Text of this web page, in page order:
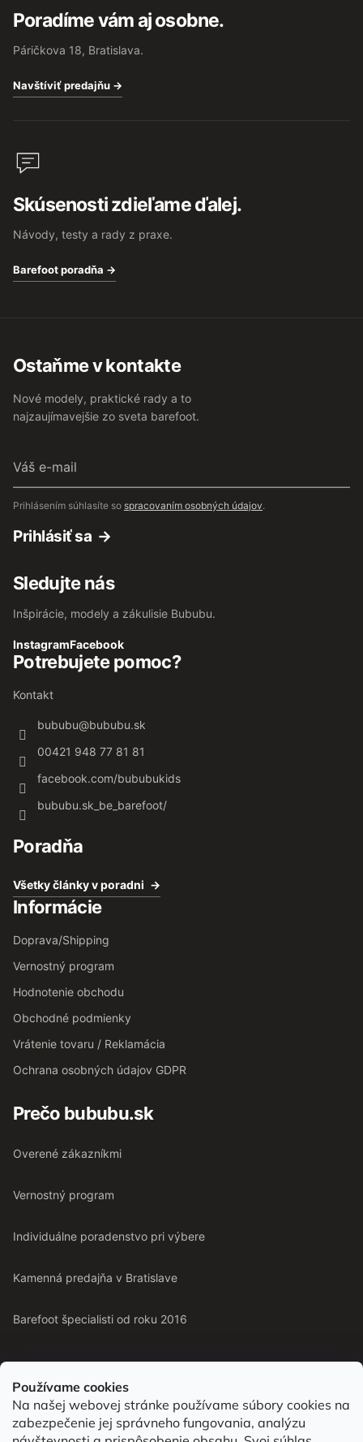
Používame cookies
Na našej webovej stránke používame súbory cookies na
zabezpečenie jej správneho fungovania, analýzu
Poradíme vám aj osobne.
Páričkova 18, Bratislava.
Navštíviť predajňu →
Skúsenosti zdieľame ďalej.
Návody, testy a rady z praxe.
Barefoot poradňa →
Ostaňme v kontakte
Nové modely, praktické rady a to
najzaujímavejšie zo sveta barefoot.
e-
mail
Prihlásením súhlasíte so spracovaním osobných údajov.
Prihlásiť sa
Sledujte nás
Inšpirácie, modely a zákulisie Bububu.
InstagramFacebook
Potrebujete pomoc?
Kontakt
bububu@bububu.sk
00421 948 77 81 81
facebook.com/bububukids
bububu.sk_be_barefoot/
Poradňa
Všetky články v poradni
Informácie
Doprava/Shipping
Vernostný program
Hodnotenie obchodu
Obchodné podmienky
Vrátenie tovaru / Reklamácia
Ochrana osobných údajov GDPR
Prečo bububu.sk
Overené zákazníkmi
Vernostný program
Individuálne poradenstvo pri výbere
Kamenná predajňa v Bratislave
Barefoot špecialisti od roku 2016
Od roku 2016 pomáhame vyberať barefoot topánky podľa
chodidla. Nájdete nás aj v predajni v Bratislave.